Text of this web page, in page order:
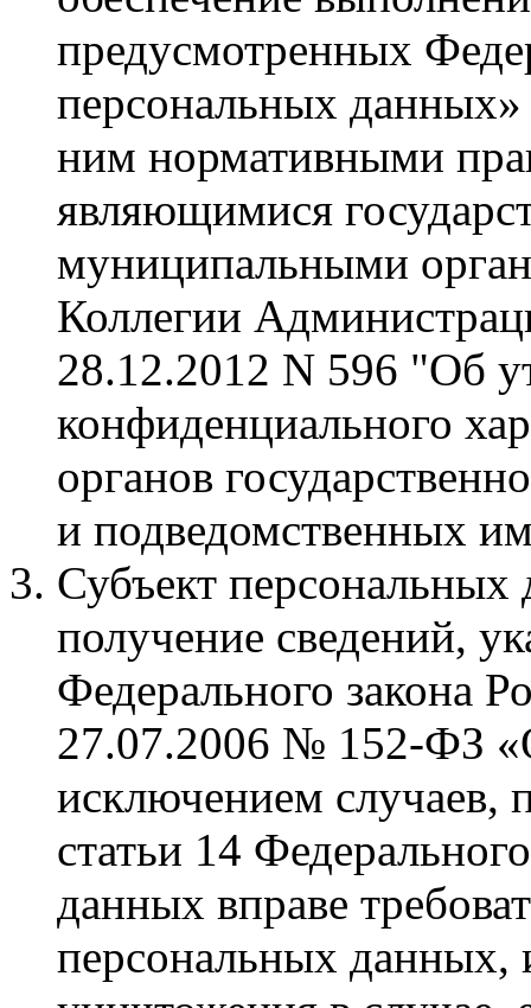
предусмотренных
персональных
ним нормативными
являющимися
муниципальными
Коллегии
28.12.2012 N 596 "Об
конфиденциального
органов
и подведомственных
Субъект
получение сведений,
Федерального закона
27.07.2006 № 152-ФЗ
исключением случаев,
статьи 14
данных вправе
персональных данных,